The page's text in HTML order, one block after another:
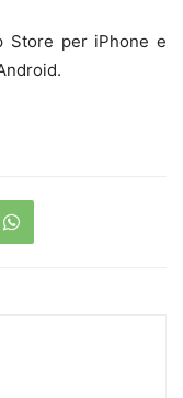
Store per iPhone e